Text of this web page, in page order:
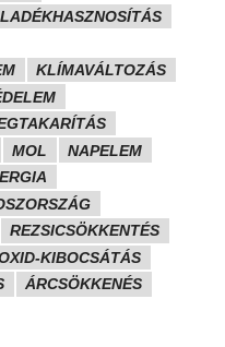
KLÍMAVÁLTOZÁS
MOL
NAPELEM
REZSICSÖKKENTÉS
KIBOCSÁTÁS
ÁRCSÖKKENÉS